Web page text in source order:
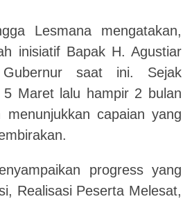
Lesmana mengatakan,
inisiatif Bapak H. Agustiar
saat ini. Sejak
5 Maret lalu hampir 2 bulan
capaian yang
progress yang
Realisasi Peserta Melesat,